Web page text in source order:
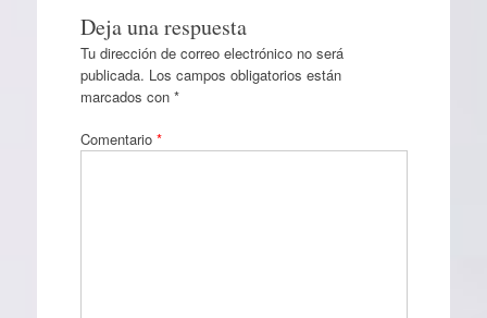
Deja una respuesta
Tu dirección de correo electrónico no será
publicada. Los campos obligatorios están
marcados con *
Comentario *